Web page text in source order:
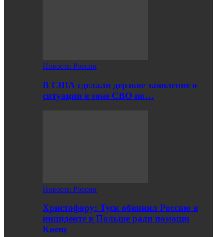
Новости России
В США сделали дерзкое заявление о
ситуации в зоне СВО по…
Новости России
Христофору: Туск обвинил Россию в
инциденте в Польше ради помощи
Киеву